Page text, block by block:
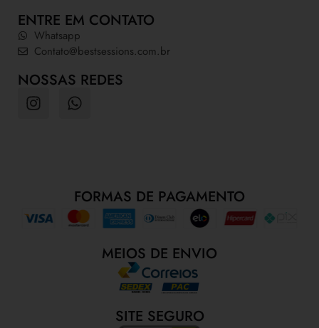
ENTRE EM CONTATO
Whatsapp
Contato@bestsessions.com.br
NOSSAS REDES
FORMAS DE PAGAMENTO
MEIOS DE ENVIO
SITE SEGURO